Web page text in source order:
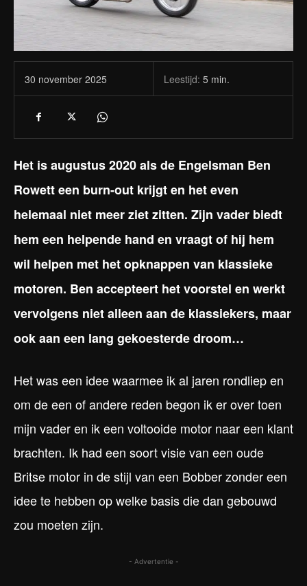
30 november 2025 Leestijd: 5 min.
Het is augustus 2020 als de Engelsman Ben
Rowett een burn-out krijgt en het even
helemaal niet meer ziet zitten. Zijn vader biedt
hem een helpende hand en vraagt of hij hem
wil helpen met het opknappen van klassieke
motoren. Ben accepteert het voorstel en werkt
vervolgens niet alleen aan de klassiekers, maar
ook aan een lang gekoesterde droom…
Het was een idee waarmee ik al jaren rondliep en
om de een of andere reden begon ik er over toen
mijn vader en ik een voltooide motor naar een klant
brachten. Ik had een soort visie van een oude
Britse motor in de stijl van een Bobber zonder een
idee te hebben op welke basis die dan gebouwd
zou moeten zijn.
- Advertentie -